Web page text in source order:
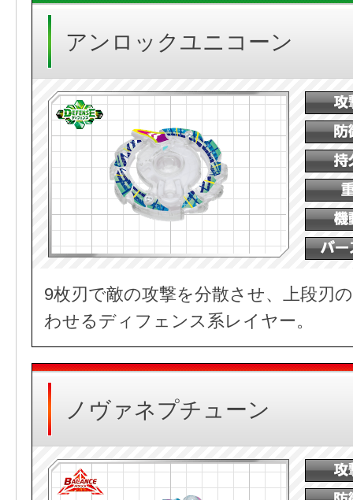
アンロックユニコーン
9枚刃で敵の攻撃を分散させ、上段刃
わせるディフェンス系レイヤー。
ノヴァネプチューン